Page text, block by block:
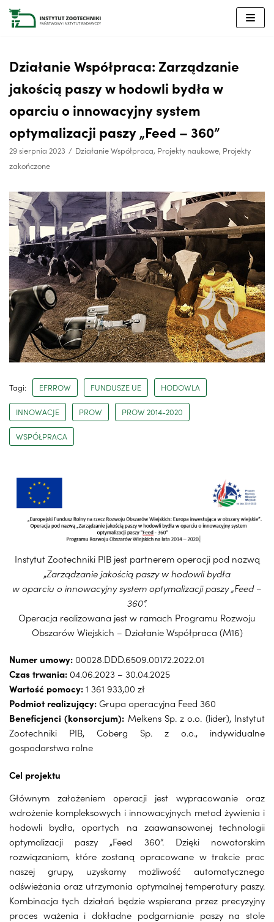
Przejdź
do
Działanie Współpraca: Zarządzanie
jakością paszy w hodowli bydła w
oparciu o innowacyjny system
optymalizacji paszy „Feed – 360”
29 sierpnia 2023 Działanie Współpraca, Projekty naukowe, Projekty
zakończone
Tagi: EFRROW FUNDUSZE UE HODOWLA
INNOWACJE PROW PROW 2014-2020
WSPÓŁPRACA
Instytut Zootechniki PIB jest partnerem operacji pod nazwą
„Zarządzanie jakością paszy w hodowli bydła
w oparciu o innowacyjny system optymalizacji paszy „Feed –
360”.
Operacja realizowana jest w ramach Programu Rozwoju
Obszarów Wiejskich – Działanie Współpraca (M16)
Numer umowy: 00028.DDD.6509.00172.2022.01
Czas trwania: 04.06.2023 – 30.04.2025
Wartość pomocy:1 361 933,00 zł
Podmiot realizujący:Grupa operacyjna Feed 360
Beneficjenci (konsorcjum): Melkens Sp. z o.o. (lider), Instytut
Zootechniki PIB, Coberg Sp. z o.o., indywidualne
gospodarstwa rolne
Cel projektu
Głównym założeniem operacji jest wypracowanie oraz
wdrożenie kompleksowych i innowacyjnych metod żywienia i
hodowli bydła, opartych na zaawansowanej technologii
optymalizacji paszy „Feed 360”. Dzięki nowatorskim
rozwiązaniom, które zostaną opracowane w trakcie prac
naszej grupy, uzyskamy możliwość automatycznego
odświeżania oraz utrzymania optymalnej temperatury paszy.
Kombinacja tych działań będzie wspierana przez precyzyjny
proces ważenia i dokładne podgarnianie paszy na stole